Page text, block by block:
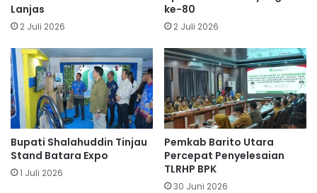
Lanjas
2 Juli 2026
ke-80
2 Juli 2026
Bupati Shalahuddin Tinjau
Stand Batara Expo
1 Juli 2026
Pemkab Barito Utara
Percepat Penyelesaian
TLRHP BPK
30 Juni 2026